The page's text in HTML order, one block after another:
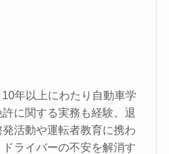
年以上にわたり自動車学
に関する実務も経験。退
活動や運転者教育に携わ
ライバーの不安を解消す